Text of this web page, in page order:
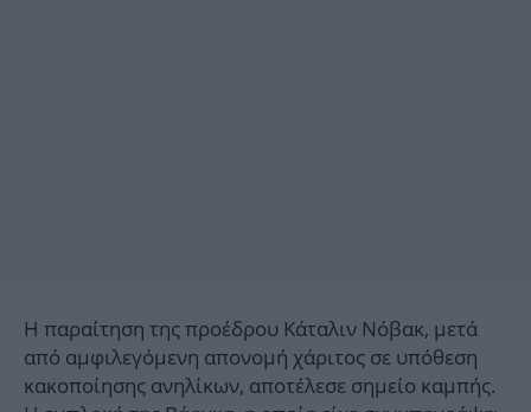
Η παραίτηση της προέδρου Κάταλιν Νόβακ, μετά
από αμφιλεγόμενη απονομή χάριτος σε υπόθεση
κακοποίησης ανηλίκων, αποτέλεσε σημείο καμπής.